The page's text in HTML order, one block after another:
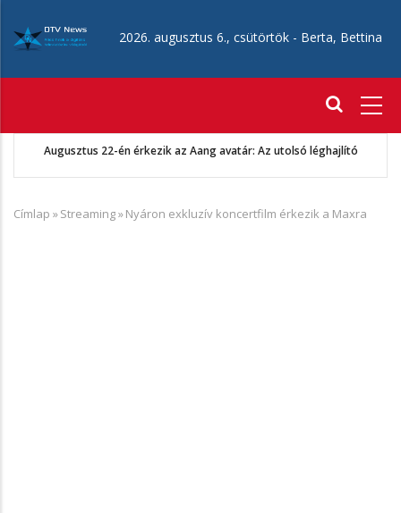
tartalomra
2026. augusztus 6., csütörtök - Berta, Bettina
Augusztus 22-én érkezik az Aang avatár: Az utolsó léghajlító
Morzsa
Címlap »Streaming»Nyáron exkluzív koncertfilm érkezik a Maxra